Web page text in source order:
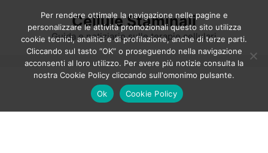
contenuto
Cellule Staminali
Guida e notiziario sulle terapie cellulari
Per rendere ottimale la navigazione nelle pagine e
personalizzare le attività promozionali questo sito utilizza
cookie tecnici, analitici e di profilazione, anche di terze parti.
Cliccando sul tasto “OK” o proseguendo nella navigazione
acconsenti al loro utilizzo. Per avere più notizie consulta la
nostra Cookie Policy cliccando sull'omonimo pulsante.
Ok
Cookie Policy